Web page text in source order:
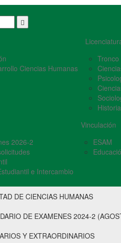
Ciencias Humanas
Tronco
Historia
2026-2
e Intercambio
Vinculación
ESAM
DE CIENCIAS HUMANAS
DE EXAMENES 2024-2
Y EXTRAORDINARIOS